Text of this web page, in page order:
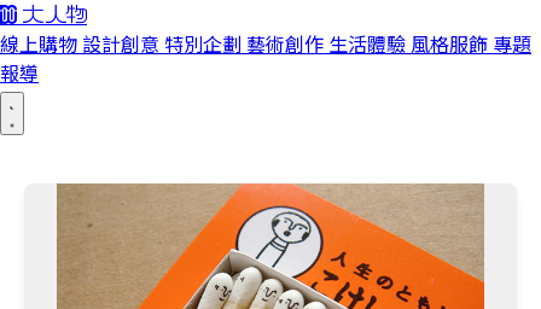
線上購物 設計創意 特別企劃 藝術創作 生活體驗 風格服飾 專題
報導